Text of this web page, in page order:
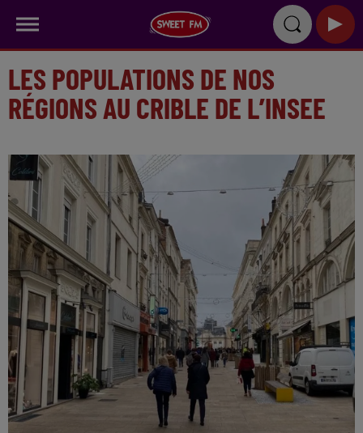
LES POPULATIONS DE NOS
RÉGIONS AU CRIBLE DE L’INSEE